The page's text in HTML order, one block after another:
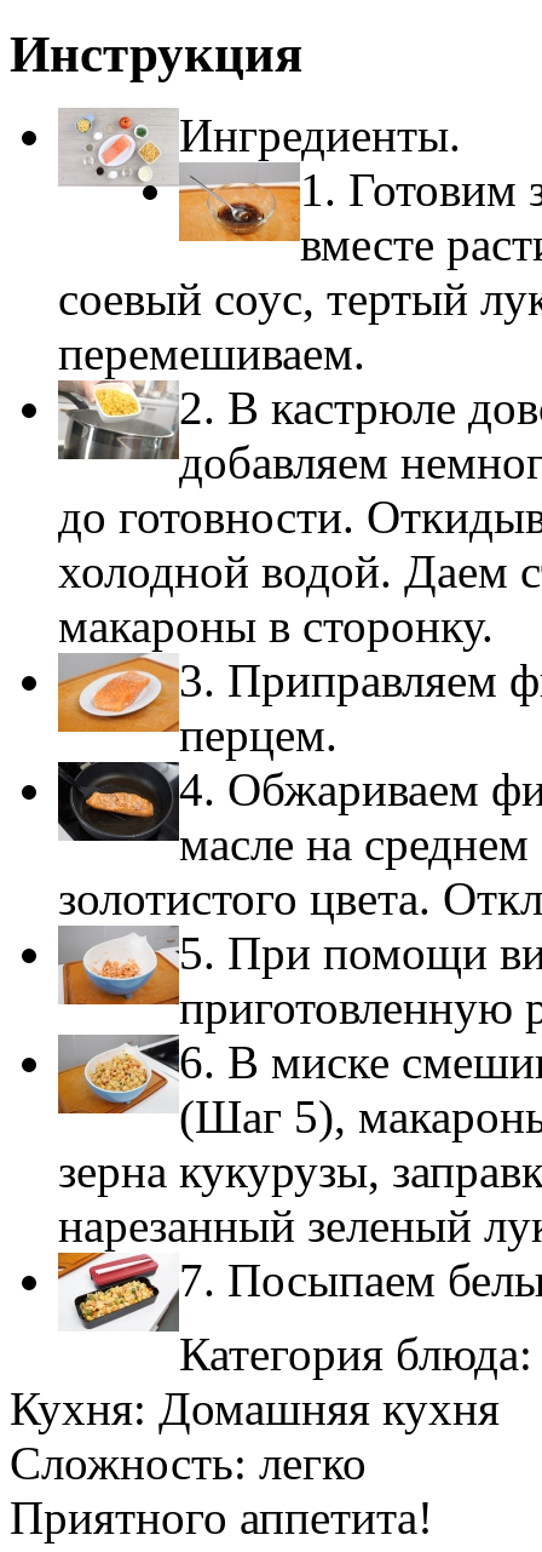
Инструкция
Ингредиенты.
1. Готовим
вместе
соевый соус, тертый
перемешиваем.
2. В кастрюле
добавляем
до готовности.
холодной водой. Даем
макароны в сторонку.
3. Приправляем
перцем.
4. Обжариваем
масле на
золотистого цвета.
5. При помощи
приготовленную
6. В миске
(Шаг 5),
зерна кукурузы,
нарезанный зеленый
7. Посыпаем
Категория
Кухня: Домашняя кухня
Сложность: легко
Приятного аппетита!